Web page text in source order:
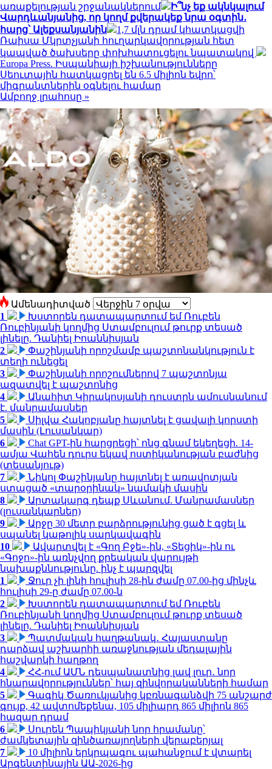
առաքելության շրջանակներում
Ի՞նչ եք ակնկալում
Վարդևանյանից, որ կողմ քվերակեք նրա օգտին․
հարց՝ Ալեքսանյանին
1,7 մլն դրամ կհատկացվի
Ռաիսա Մկրտչյանի հուղարկավորության հետ
կապված ծախսերը փոխհատուցելու նպատակով
Europa Press. Իսպանիայի իշխանությունները
Սեուտային հատկացրել են 6.5 միլիոն եվրո՝
միգրանտներին օգնելու համար
Ամբողջ լրահոսը »
Ամենադիտված
1
Խստորեն դատապարտում եմ Ռուբեն
Ռուբինյանի կողմից Ստամբուլում թուրք տեսած
լինելը. Դանիել Իոաննիսյան
2
Փաշինյանի որոշմամբ պաշտոնանկություն է
տեղի ունեցել
3
Փաշինյանի որոշումներով 7 պաշտոնյա
ազատվել է պաշտոնից
4
Անահիտ Կիրակոսյանի դուստրն ամուսնանում
է. մանրամասներ
5
Սիլվա Հակոբյանը հայտնել է ցավալի կորստի
մասին (Լուսանկար)
6
Chat GPT-ին հարցրեցի՝ ոնց գնամ եկեղեցի. 14-
ամյա Վահեն դուրս եկավ ոստիկանության բաժնից
(տեսանյութ)
7
Նիկոլ Փաշինյանը հայտնել է առավոտյան
ստացած «տարօրինակ» նամակի մասին
8
Արտակարգ դեպք Սևանում. Մանրամասներ
(լուսանկարներ)
9
Արջը 30 մետր բարձրությունից ցած է գցել և
սպանել կաթոլիկ սարկավագին
10
Ավարտվել է «Գող Բջե»-ին, «Տեցիկ»-ին ու
«Գոջո»-ին առնչվող քրեական վարույթի
նախաքննությունը. ինչ է պարզվել
1
Ջուր չի լինի հուլիսի 28-ին ժամը 07.00-ից մինչև
հուլիսի 29-ը ժամը 07.00-ն
2
Խստորեն դատապարտում եմ Ռուբեն
Ռուբինյանի կողմից Ստամբուլում թուրք տեսած
լինելը. Դանիել Իոաննիսյան
3
Պատմական հաղթանակ․ Հայաստանը
դարձավ աշխարհի առաջնության մեդալային
հաշվարկի հաղթող
4
ՀՀ-ում ԱՄՆ դեսպանատնից լավ լուր․ նոր
հնարավորություններ՝ հայ զինվորականների համար
5
Գագիկ Ծառուկյանից կբռնագանձվի 75 անշարժ
գույք, 42 ավտոմեքենա, 105 միլիարդ 865 միլիոն 865
հազար դրամ
6
Սուրեն Պապիկյանի նոր հրամանը՝
ժամկետային զինծառայողների վերաբերյալ
7
10 միլիոն երկրպագու պահանջում է վտարել
Արգենտինային ԱԱ-2026-ից